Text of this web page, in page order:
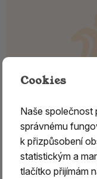
Cookies
Naše
správnému
k přizpůsobení
statistickým a
tlačítko přijímám